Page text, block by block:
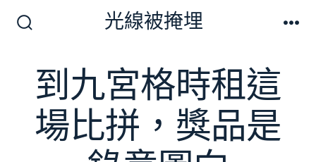
切
換
開
光線被掩埋
到九宮格時租這
場比拼，獎品是